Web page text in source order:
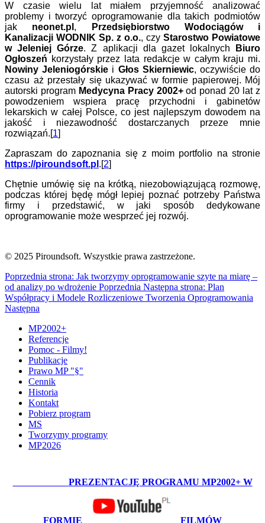
W czasie wielu lat miałem przyjemność analizować
problemy i tworzyć oprogramowanie dla takich podmiotów
jak neonet.pl ,
Przedsiębiorstwo Wodociągów i
Kanalizacji WODNIK Sp. z o.o., czy Starostwo Powiatowe
w Jeleniej Górze. Z aplikacji dla gazet lokalnych
Biuro
Ogłoszeń korzystały przez lata redakcje w całym kraju mi.
Nowiny Jeleniogórskie i Głos Skierniewic, oczywiście do
czasu aż przestały się ukazywać w formie papierowej. Mój
autorski program Medycyna Pracy 2002+od ponad 20 lat z
powodzeniem wspiera pracę przychodni i gabinetów
lekarskich w całej Polsce, co jest najlepszym dowodem na
jakość i niezawodność dostarczanych przeze mnie
rozwiązań.[1]
Zapraszam do zapoznania się z moim portfolio na stronie
https://piroundsoft.pl .[2]
Chętnie umówię się na krótką, niezobowiązującą rozmowę,
podczas której będę mógł lepiej poznać potrzeby Państwa
firmy i przedstawić, w jaki sposób dedykowane
oprogramowanie może wesprzeć jej rozwój.
© 2025 Piroundsoft. Wszystkie prawa zastrzeżone.
Poprzednia strona: Jak tworzymy oprogramowanie szyte na miarę –
od analizy po wdrożenie Poprzednia Następna strona: Plan
Współpracy i Modele Rozliczeniowe Tworzenia Oprogramowania
Następna
MP2002+
Referencje
Pomoc - Filmy!
Publikacje
Prawo MP "§"
Cennik
Historia
Kontakt
Pobierz program
MS
Tworzymy programy
MP2026
PREZENTACJĘ PROGRAMU MP2002+ W
FORMIE FILMÓW